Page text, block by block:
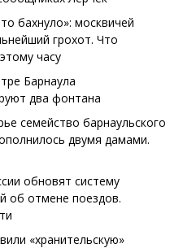
бахнуло»: москвичей
грохот. Что
часу
Барнаула
два фонтана
семейство барнаульского
двумя дамами.
обновят систему
об отмене поездов.
«хранительскую»